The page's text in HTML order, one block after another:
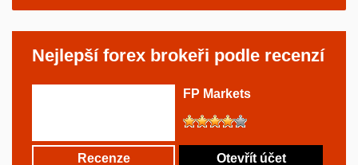
Nejlepší forex brokeři podle recenzí
FP Markets
Recenze Otevřít účet